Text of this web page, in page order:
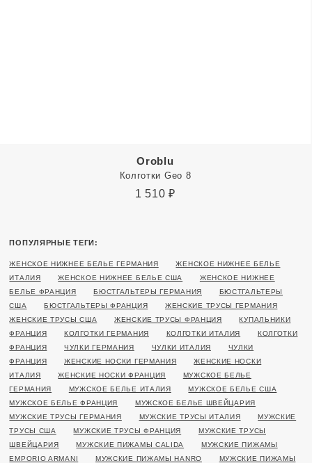
Oroblu
Колготки Geo 8
1 510 ₽
ПОПУЛЯРНЫЕ ТЕГИ:
ЖЕНСКОЕ НИЖНЕЕ БЕЛЬЕ ГЕРМАНИЯ
ЖЕНСКОЕ НИЖНЕЕ БЕЛЬЕ
ИТАЛИЯ
ЖЕНСКОЕ НИЖНЕЕ БЕЛЬЕ США
ЖЕНСКОЕ НИЖНЕЕ
БЕЛЬЕ ФРАНЦИЯ
БЮСТГАЛЬТЕРЫ ГЕРМАНИЯ
БЮСТГАЛЬТЕРЫ
США
БЮСТГАЛЬТЕРЫ ФРАНЦИЯ
ЖЕНСКИЕ ТРУСЫ ГЕРМАНИЯ
ЖЕНСКИЕ ТРУСЫ США
ЖЕНСКИЕ ТРУСЫ ФРАНЦИЯ
КУПАЛЬНИКИ
ФРАНЦИЯ
КОЛГОТКИ ГЕРМАНИЯ КОЛГОТКИ ИТАЛИЯ
КОЛГОТКИ
ФРАНЦИЯ
ЧУЛКИ ГЕРМАНИЯ ЧУЛКИ ИТАЛИЯ
ЧУЛКИ
ФРАНЦИЯ
ЖЕНСКИЕ НОСКИ ГЕРМАНИЯ
ЖЕНСКИЕ НОСКИ
ИТАЛИЯ
ЖЕНСКИЕ НОСКИ ФРАНЦИЯ
МУЖСКОЕ БЕЛЬЕ
ГЕРМАНИЯ
МУЖСКОЕ БЕЛЬЕ ИТАЛИЯ
МУЖСКОЕ БЕЛЬЕ США
МУЖСКОЕ БЕЛЬЕ ФРАНЦИЯ
МУЖСКОЕ БЕЛЬЕ ШВЕЙЦАРИЯ
МУЖСКИЕ ТРУСЫ ГЕРМАНИЯ
МУЖСКИЕ ТРУСЫ ИТАЛИЯ
МУЖСКИЕ
ТРУСЫ США
МУЖСКИЕ ТРУСЫ ФРАНЦИЯ
МУЖСКИЕ ТРУСЫ
ШВЕЙЦАРИЯ
МУЖСКИЕ ПИЖАМЫ CALIDA
МУЖСКИЕ ПИЖАМЫ
EMPORIO ARMANI
МУЖСКИЕ ПИЖАМЫ HANRO
МУЖСКИЕ ПИЖАМЫ